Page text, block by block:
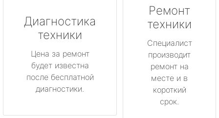
Диагностика
техники
Цена за ремонт
будет известна
после бесплатной
диагностики.
Ремонт
техники
Специалист
производит
ремонт на
месте и в
короткий
срок.